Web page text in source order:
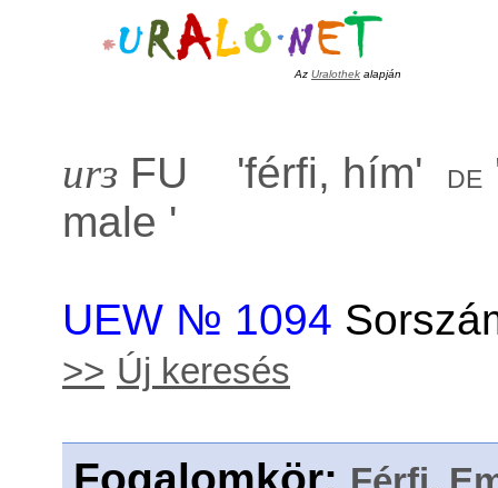
Az Uralothek alapján
urɜ FU 'férfi, hím' de
male '
UEW № 1094
>> Új keresés